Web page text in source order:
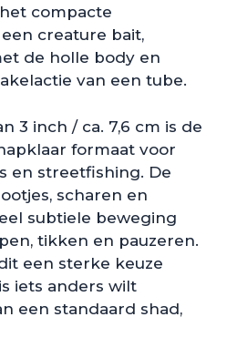
compacte
creature bait,
de holle body en
van een tube.
3 inch / ca. 7,6 cm is de
formaat voor
en streetfishing. De
scharen en
subtiele beweging
tikken en pauzeren.
een sterke keuze
iets anders wilt
een standaard shad,